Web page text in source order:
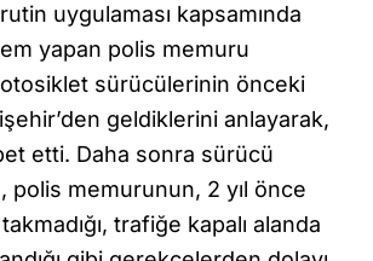
uygulaması kapsamında
yapan polis memuru
sürücülerinin önceki
geldiklerini anlayarak,
etti. Daha sonra sürücü
polis memurunun, 2 yıl önce
trafiğe kapalı alanda